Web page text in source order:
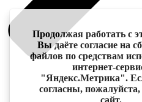
Продолжая работать с
Вы даёте согласие на
файлов по средствам
интернет-
"Яндекс.Метрика".
согласны, пожалуйста,
сайт.